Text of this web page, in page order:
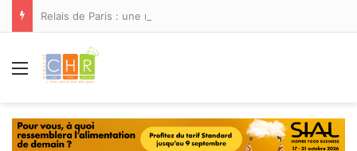
Menu